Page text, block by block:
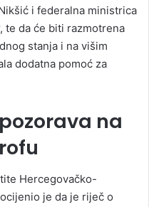
i federalna ministrica
te da će biti razmotrena
stanja i na višim
dodatna pomoć za
na
Hercegovačko-
je da je riječ o